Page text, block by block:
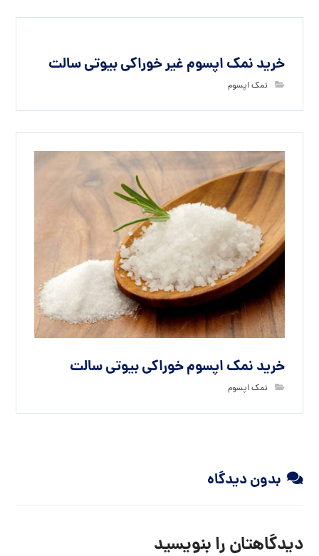
خرید نمک اپسوم غیر خوراکی بیوتی سالت
نمک اپسوم
خرید نمک اپسوم خوراکی بیوتی سالت
نمک اپسوم
بدون دیدگاه
دیدگاهتان را بنویسید